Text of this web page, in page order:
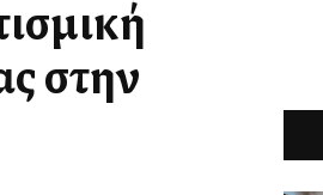
στην